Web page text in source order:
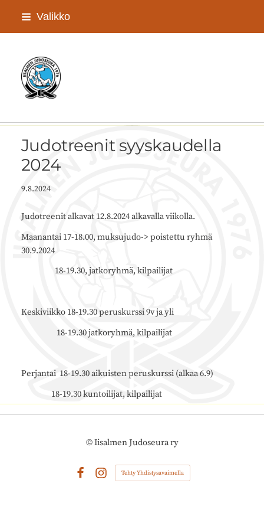
Siirry
Valikko
Iisalmen Judoseura ry
Judotreenit syyskaudella
2024
9.8.2024
Judotreenit alkavat 12.8.2024 alkavalla viikolla.
Maanantai 17-18.00, muksujudo-> poistettu ryhmä
30.9.2024
18-19.30, jatkoryhmä, kilpailijat
Keskiviikko 18-19.30 peruskurssi 9v ja yli
18-19.30 jatkoryhmä, kilpailijat
Perjantai 18-19.30 aikuisten peruskurssi (alkaa 6.9)
18-19.30 kuntoilijat, kilpailijat
©Iisalmen Judoseura ry
Tehty Yhdistysavaimella